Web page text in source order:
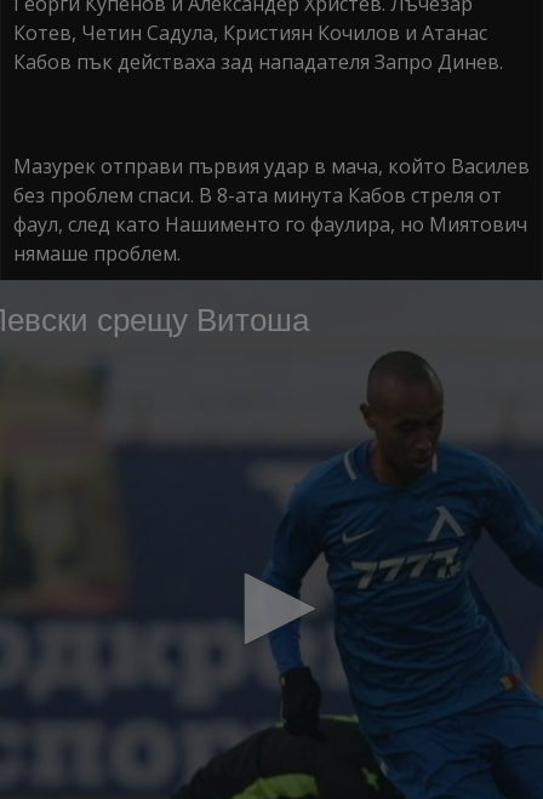
Котев, Четин Садула, Кристиян Кочилов и Атанас
Кабов пък действаха зад нападателя Запро Динев.
Мазурек отправи първия удар в мача, който Василев
без проблем спаси. В 8-ата минута Кабов стреля от
фаул, след като Нашименто го фаулира, но Миятович
нямаше проблем.